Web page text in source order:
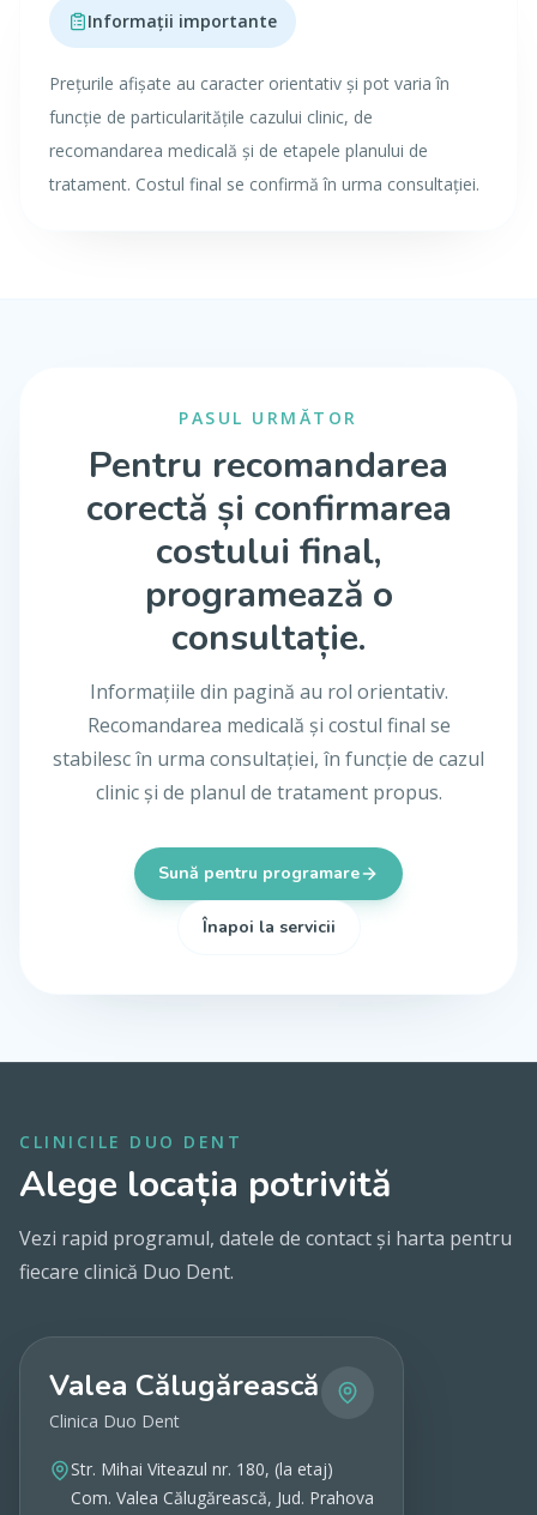
Informații importante
Prețurile afișate au caracter orientativ și pot varia în
funcție de particularitățile cazului clinic, de
recomandarea medicală și de etapele planului de
tratament. Costul final se confirmă în urma consultației.
PASUL URMĂTOR
Pentru recomandarea
corectă și confirmarea
costului final,
programează o
consultație.
Informațiile din pagină au rol orientativ.
Recomandarea medicală și costul final se
stabilesc în urma consultației, în funcție de cazul
clinic și de planul de tratament propus.
Sună pentru programare
Înapoi la servicii
CLINICILE DUO DENT
Alege locația potrivită
Vezi rapid programul, datele de contact și harta pentru
fiecare clinică Duo Dent.
Valea Călugărească
Clinica Duo Dent
Str. Mihai Viteazul nr. 180, (la etaj)
Com. Valea Călugărească, Jud. Prahova